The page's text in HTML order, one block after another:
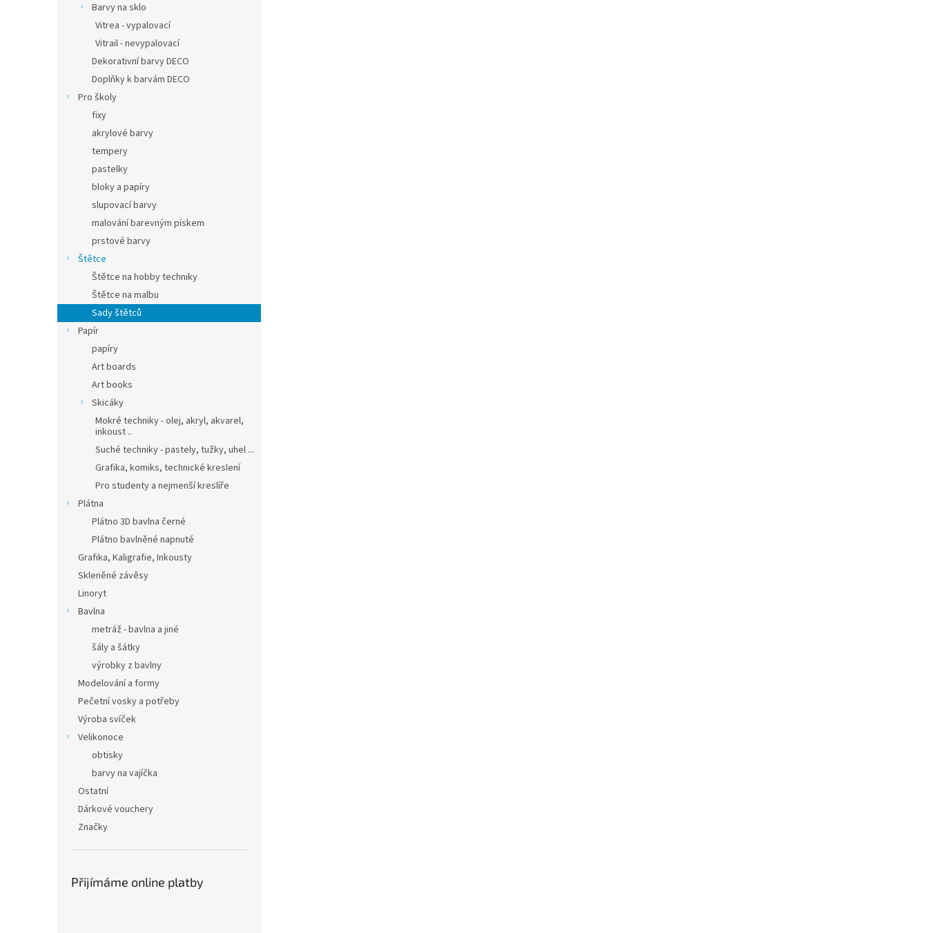
Barvy na sklo
Vitrea - vypalovací
Vitrail - nevypalovací
Dekorativní barvy DECO
Doplňky k barvám DECO
Pro školy
fixy
akrylové barvy
tempery
pastelky
bloky a papíry
slupovací barvy
malování barevným pískem
prstové barvy
Štětce
Štětce na hobby techniky
Štětce na malbu
Sady štětců
Papír
papíry
Art boards
Art books
Skicáky
Mokré techniky - olej, akryl, akvarel,
inkoust ..
Suché techniky - pastely, tužky, uhel ...
Grafika, komiks, technické kreslení
Pro studenty a nejmenší kreslíře
Plátna
Plátno 3D bavlna černé
Plátno bavlněné napnuté
Grafika, Kaligrafie, Inkousty
Skleněné závěsy
Linoryt
Bavlna
metráž - bavlna a jiné
šály a šátky
výrobky z bavlny
Modelování a formy
Pečetní vosky a potřeby
Výroba svíček
Velikonoce
obtisky
barvy na vajíčka
Ostatní
Dárkové vouchery
Značky
Přijímáme online platby